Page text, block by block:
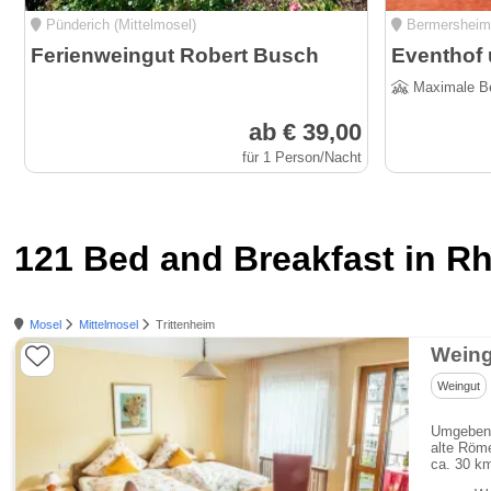
Pünderich (Mittelmosel)
Ferienweingut Robert Busch
ab € 39,00
für 1 Person/Nacht
Maximale
121 Bed and Breakfast in
Mosel Mittelmosel Trittenheim
Weingut
alte
ca. 30